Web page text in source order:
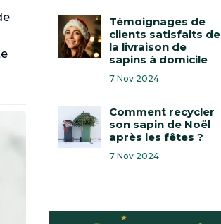
Témoignages de
clients satisfaits de
la livraison de
sapins à domicile
7 Nov 2024
Comment recycler
son sapin de Noël
après les fêtes ?
7 Nov 2024